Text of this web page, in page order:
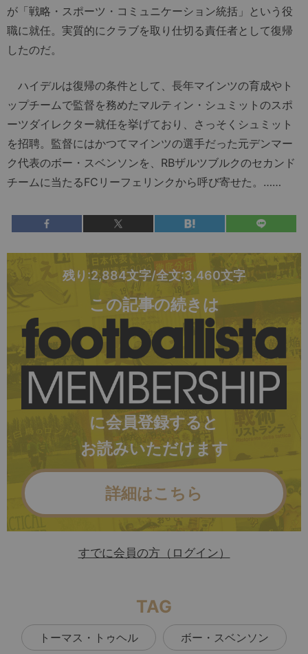
が「戦略・スポーツ・コミュニケーション統括」という役
職に就任。実質的にクラブを取り仕切る責任者として復帰
したのだ。
ハイデルは復帰の条件として、長年マインツの育成やト
ップチームで監督を務めたマルティン・シュミットのスポ
ーツダイレクター就任を挙げており、さっそくシュミット
を招聘。監督にはかつてマインツの選手だった元デンマー
ク代表のボー・スベンソンを、RBザルツブルクのセカンド
チームに当たるFCリーフェリンクから呼び寄せた。……
残り:2,884文字/全文:3,460文字
この記事の続きは
に会員登録すると
お読みいただけます
詳細はこちら
すでに会員の方（ログイン）
TAG
トーマス・トゥヘル ボー・スベンソン